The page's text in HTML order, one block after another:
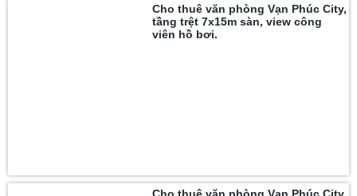
Cho thuê văn phòng Vạn Phúc City,
tầng trệt 7x15m sàn, view công
viên hồ bơi.